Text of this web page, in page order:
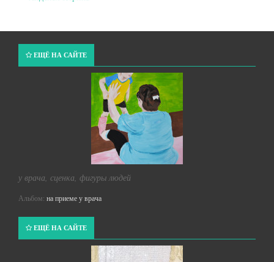
ЕЩЁ НА САЙТЕ
у врача, сценка, фигуры людей
Альбом: на приеме у врача
ЕЩЁ НА САЙТЕ